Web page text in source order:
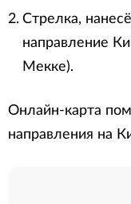
Стрелка,
направление
Мекке).
Онлайн-карта
направления на